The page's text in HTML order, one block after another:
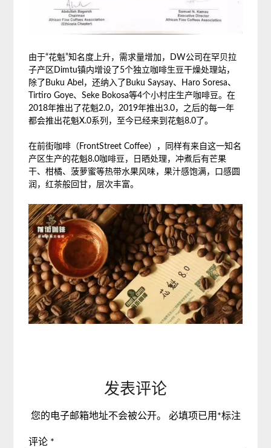
由于“花魁”知名度上升，需求量增加，DW公司在罕贝拉
子产区Dimtu镇内增设了5个独立咖啡生豆干燥处理站，
除了Buku Abel，还纳入了Buku Saysay、Haro Soresa、
Tirtiro Goye、Seke Bokosa等4个小村庄生产咖啡豆。在
2018年推出了花魁2.0，2019年推出3.0，之后的每一年
都会推出花魁X.0系列，至今已经来到花魁8.0了。
在前街咖啡（FrontStreet Coffee），同样有来自这一知名
产区生产的花魁8.0咖啡豆，日晒处理，冲煮后有芒果
干、柑橘、菠萝蜜等热带水果风味，果汁感饱满，口感圆
润，红茶般回甘，层次丰富。
发表评论
您的电子邮箱地址不会被公开。 必填项已用 *标注
评论 *